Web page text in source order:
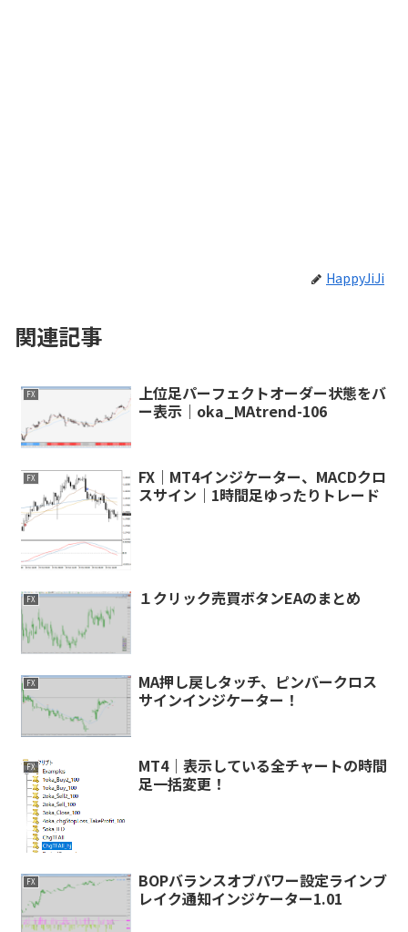
HappyJiJi
関連記事
FX
上位足パーフェクトオーダー状態をバ
ー表示｜oka_MAtrend-106
FX
FX｜MT4インジケーター、MACDクロ
スサイン｜1時間足ゆったりトレード
FX １クリック売買ボタンEAのまとめ
FX
MA押し戻しタッチ、ピンバークロス
サインインジケーター！
FX
MT4｜表示している全チャートの時間
足一括変更！
FX
BOPバランスオブパワー設定ラインブ
レイク通知インジケーター1.01